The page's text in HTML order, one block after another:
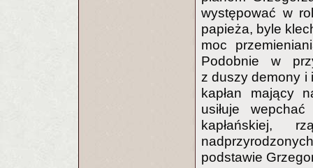
występować w
papieża, byle
moc
Podobnie w
z duszy demony i
kapłan mający
usiłuje
kapłańskiej,
podstawie